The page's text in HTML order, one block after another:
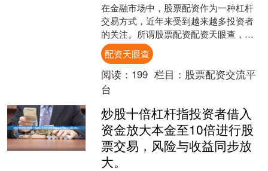
在金融市场中，股票配资作为一种杠杆
交易方式，近年来受到越来越多投资者
的关注。所谓股票配资配资天眼查，是
指投资者通过配资平台借入资金，放大
自身交易本金，从而在股市....
配资天眼查
阅读： 199 栏目： 股票配资交流平
台
炒股十倍杠杆指投资者借入
资金放大本金至10倍进行股
票交易，风险与收益同步放
大。